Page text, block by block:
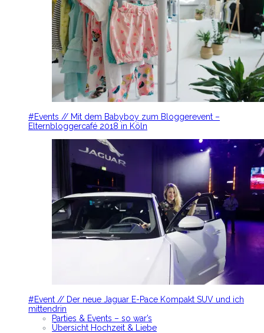
#Events // Mit dem Babyboy zum Bloggerevent –
Elternbloggercafé 2018 in Köln
#Event // Der neue Jaguar E-Pace Kompakt SUV und ich
mittendrin
Parties & Events – so war’s
Übersicht Hochzeit & Liebe